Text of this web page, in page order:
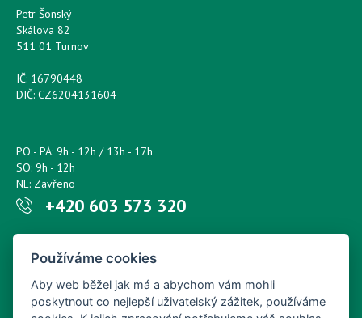
Petr Šonský
Skálova 82
511 01 Turnov
IČ: 16790448
DIČ: CZ6204131604
PO - PÁ: 9h - 12h / 13h - 17h
SO: 9h - 12h
NE: Zavřeno
+420 603 573 320
petr.sonsky@centrum.cz
Používáme cookies
Aby web běžel jak má a abychom vám mohli
poskytnout co nejlepší uživatelský zážitek, používáme